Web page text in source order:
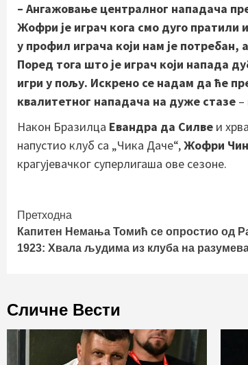
– Ангажовање централног нападача
Жофри је играч кога смо дуго пратили
у профил играча који нам је
Поред тога што је играч који напада
игри у пољу. Искрено се надам да ће
квалитетног нападача на дуже стазе –
Након Бразилца Евандра да Силве и
напустио клуб са „Чика Даче“,Жофри
крагујевачког суперлигаша ове сезоне.
Continue
Reading
Претходна
Капитен Немања Томић се опростио од
1923: Хвала људима из клуба на
Сличне Вести